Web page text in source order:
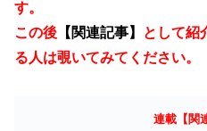
す。
この後 【関連記事】 として紹
る人は覗いてみてください。
連載【関